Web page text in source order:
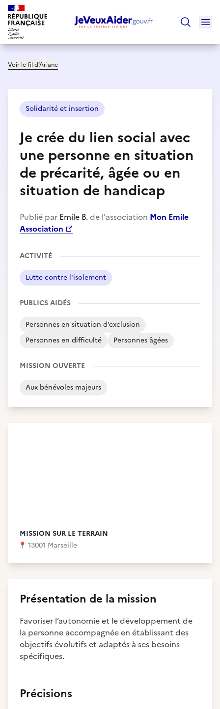
Voir le fil d’Ariane
Solidarité et insertion
Je crée du lien social avec
une personne en situation
de précarité, âgée ou en
situation de handicap
Publié par Emile B. de l'association Mon Emile
Association
ACTIVITÉ
Lutte contre l'isolement
PUBLICS AIDÉS
Personnes en situation d’exclusion
Personnes en difficulté
Personnes âgées
MISSION OUVERTE
Aux bénévoles majeurs
MISSION SUR LE TERRAIN
📍 13001 Marseille
Présentation de la mission
Favoriser l’autonomie et le développement de
la personne accompagnée en établissant des
objectifs évolutifs et adaptés à ses besoins
spécifiques.
Précisions